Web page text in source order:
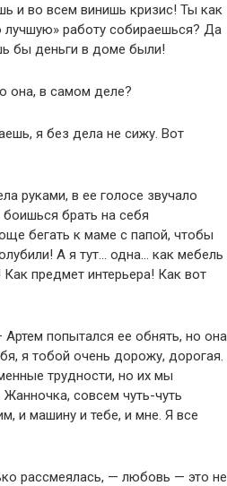
и во всем винишь кризис! Ты как
работу собираешься? Да
бы деньги в доме были!
она, в самом деле?
я без дела не сижу. Вот
руками, в ее голосе звучало
брать на себя
бегать к маме с папой, чтобы
А я тут… одна… как мебель
Как предмет интерьера! Как вот
попытался ее обнять, но она
я тобой очень дорожу, дорогая.
трудности, но их мы
совсем чуть-чуть
и машину и тебе, и мне. Я все
рассмеялась, — любовь — это не